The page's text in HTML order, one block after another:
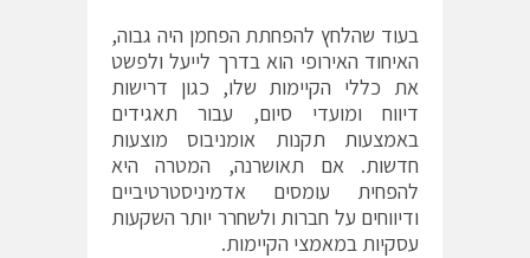
בעוד שהלחץ להפחתת הפחמן היה גבוה,
האיחוד האירופי הוא בדרך לייעל ולפשט
את כללי הקיימות שלו, כגון דרישות
דיווח ומועדי סיום, עבור תאגידים
באמצעות תקנות אומניבוס מוצעות
חדשות. אם תאושרנה, המטרה היא
להפחית עומסים אדמיניסטרטיביים
ודיווחים על חברות ולשחרר יותר השקעות
עסקיות במאמצי הקיימות.